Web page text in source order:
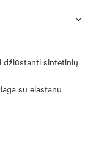
džiūstanti sintetinių
su elastanu